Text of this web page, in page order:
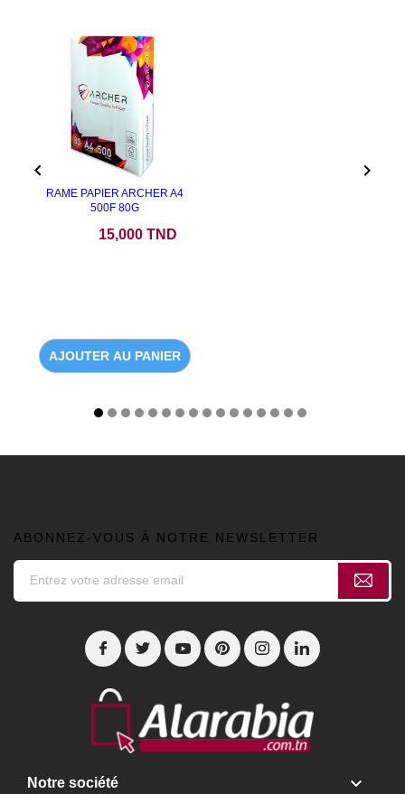
RAME PAPIER ARCHER A4
500F 80G
15,000 TND
AJOUTER AU PANIER
 
ABONNEZ-VOUS À NOTRE NEWSLETTER
Notre société 